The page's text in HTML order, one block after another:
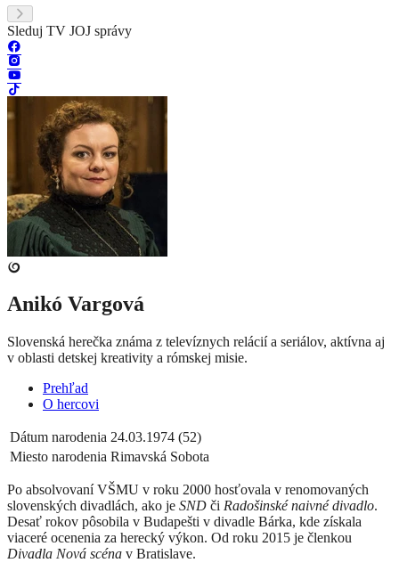
Sleduj TV JOJ správy
Anikó Vargová
Slovenská herečka známa z televíznych relácií a seriálov, aktívna aj
v oblasti detskej kreativity a rómskej misie.
Prehľad
O hercovi
Dátum narodenia 24.03.1974 (52)
Miesto narodenia Rimavská Sobota
Po absolvovaní VŠMU v roku 2000 hosťovala v renomovaných
slovenských divadlách, ako je SND či Radošinské naivné divadlo.
Desať rokov pôsobila v Budapešti v divadle Bárka, kde získala
viaceré ocenenia za herecký výkon. Od roku 2015 je členkou
Divadla Nová scéna v Bratislave.